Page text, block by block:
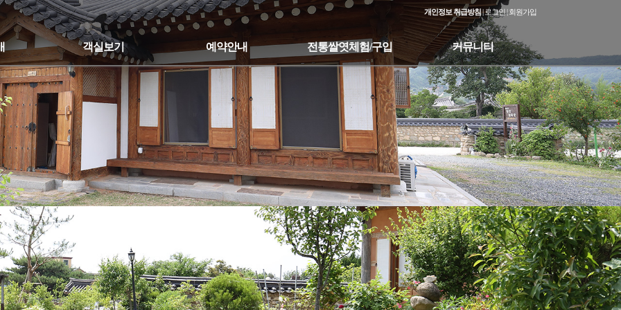
개인정보 취급방침|로그인|회원가입
객실보기 예약안내 전통쌀엿체험/구입 커뮤니티